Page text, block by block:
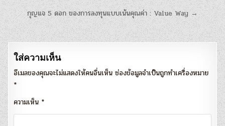
แนะแนว
เรื่อง
กุญแจ 5 ดอก ของการลงทุนแบบเน้นคุณค่า : Value Way →
ใส่ความเห็น
อีเมลของคุณจะไม่แสดงให้คนอื่นเห็น ช่องข้อมูลจำเป็นถูกทำเครื่องหมาย
*
ความเห็น *